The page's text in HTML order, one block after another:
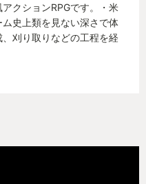
クションRPGです。・米
史上類を見ない深さで体
刈り取りなどの工程を経